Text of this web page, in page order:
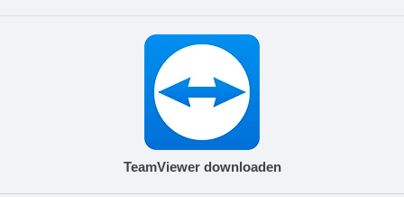
TeamViewer downloaden